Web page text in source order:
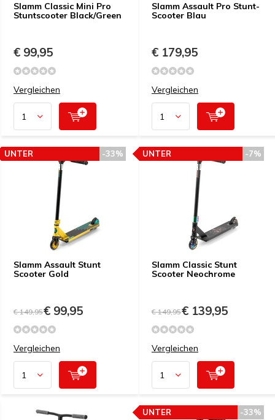
Slamm Classic Mini Pro
Stuntscooter Black/Green
€ 99,95
Vergleichen
Slamm Assault Pro Stunt-
Scooter Blau
€ 179,95
Vergleichen
Slamm Assault Stunt
Scooter Gold
-33%
UNTER
PREISEMPFEHLUNG
€ 149,95€ 99,95
Vergleichen
Slamm Classic Stunt
Scooter Neochrome
-7%
UNTER
PREISEMPFEHLUNG
€ 149,95€ 139,95
Vergleichen
-33%
UNTER